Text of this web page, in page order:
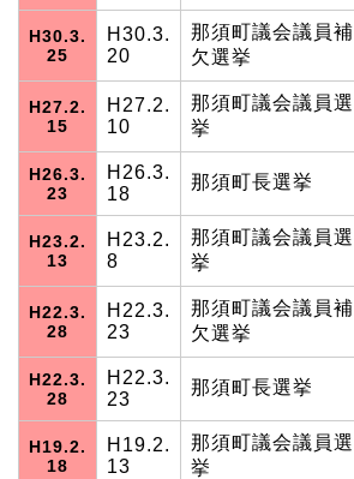
H30.3.
25
H30.3.
20
那須町議会議員補
欠選挙
H27.2.
15
H27.2.
10
那須町議会議員選
挙
H26.3.
23
H26.3.
18
那須町長選挙
H23.2.
13
H23.2.
8
那須町議会議員選
挙
H22.3.
28
H22.3.
23
那須町議会議員補
欠選挙
H22.3.
28
H22.3.
23
那須町長選挙
H19.2.
18
H19.2.
13
那須町議会議員選
挙